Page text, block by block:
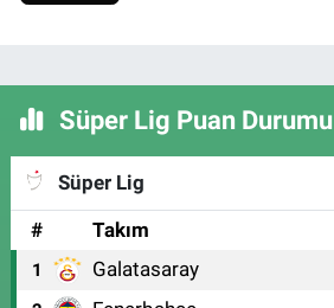
Süper Lig Puan Durumu
Süper Lig
#
Takım
1 Galatasaray